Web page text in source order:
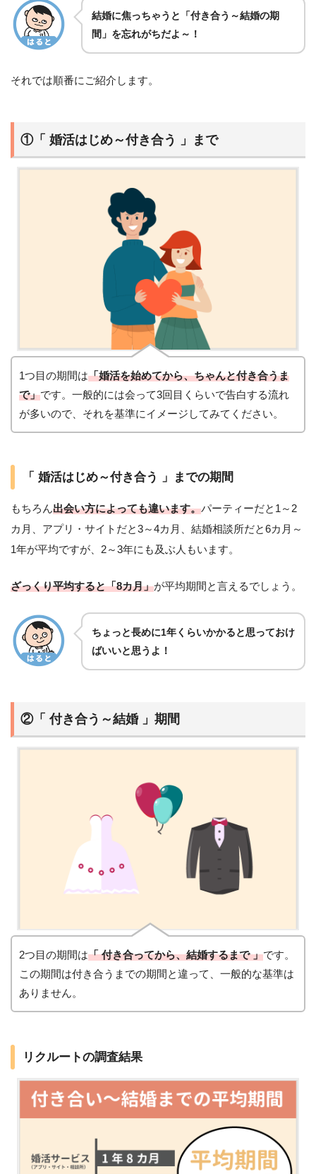
結婚に焦っちゃうと「付き合う～結婚の期
間」を忘れがちだよ～！
それでは順番にご紹介します。
①「 婚活はじめ～付き合う 」まで
1つ目の期間は「婚活を始めてから、ちゃんと付き合うま
で」です。一般的には会って3回目くらいで告白する流れ
が多いので、それを基準にイメージしてみてください。
「 婚活はじめ～付き合う 」までの期間
もちろん出会い方によっても違います。パーティーだと1～2
カ月、アプリ・サイトだと3～4カ月、結婚相談所だと6カ月～
1年が平均ですが、2～3年にも及ぶ人もいます。
ざっくり平均すると「8カ月」が平均期間と言えるでしょう。
ちょっと長めに1年くらいかかると思っておけ
ばいいと思うよ！
②「 付き合う～結婚 」期間
2つ目の期間は「 付き合ってから、結婚するまで 」です。
この期間は付き合うまでの期間と違って、一般的な基準は
ありません。
リクルートの調査結果